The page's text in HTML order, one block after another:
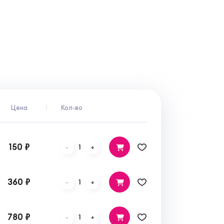
Цена Кол-во
150 ₽ - 1 +
360 ₽ - 1 +
780 ₽ - 1 +